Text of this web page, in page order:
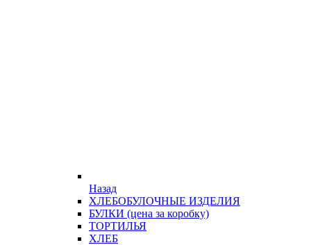
Назад
ХЛЕБОБУЛОЧНЫЕ ИЗДЕЛИЯ
БУЛКИ (цена за коробку)
ТОРТИЛЬЯ
ХЛЕБ